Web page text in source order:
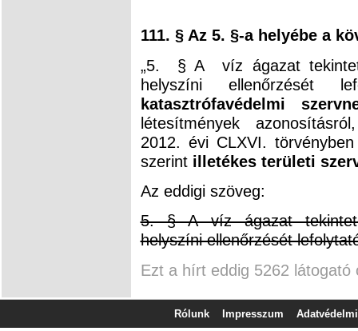
111. § Az 5. §-a helyébe a
„5. § A víz ágazat
helyszíni
katasztrófavédelmi
létesítmények
2012. évi CLXVI.
szerint illetékes területi
Az eddigi szöveg:
5. § A víz ágazat
helyszíni ellenőrzését
Ezt a hírt eddig 5262 látogató
Rólunk Impresszum